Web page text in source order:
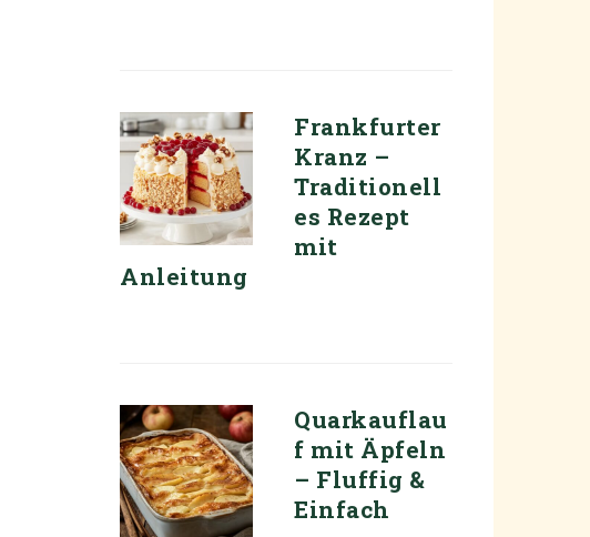
Frankfurter
Kranz –
Traditionell
es Rezept
mit
Anleitung
Quarkauflau
f mit Äpfeln
– Fluffig &
Einfach